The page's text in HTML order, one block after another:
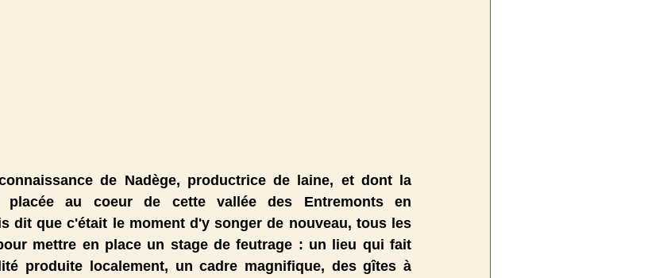
de Nadège, productrice de laine, et dont la
placée au coeur de cette vallée des Entremonts en
dit que c'était le moment d'y songer de nouveau, tous les
mettre en place un stage de feutrage : un lieu qui fait
produite localement, un cadre magnifique, des gîtes à